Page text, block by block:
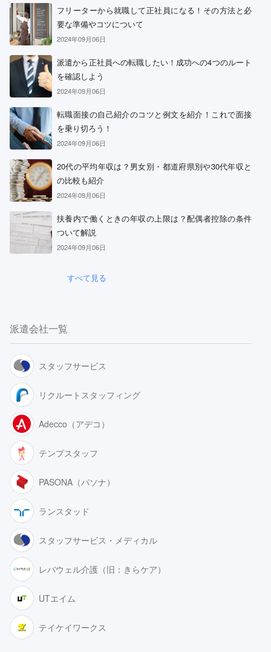
フリーターから就職して正社員になる！その方法と必
要な準備やコツについて
2024年09月06日
派遣から正社員への転職したい！成功への4つのルート
を確認しよう
2024年09月06日
転職面接の自己紹介のコツと例文を紹介！これで面接
を乗り切ろう！
2024年09月06日
20代の平均年収は？男女別・都道府県別や30代年収と
の比較も紹介
2024年09月06日
扶養内で働くときの年収の上限は？配偶者控除の条件
ついて解説
2024年09月06日
すべて見る
派遣会社一覧
スタッフサービス
リクルートスタッフィング
Adecco（アデコ）
テンプスタッフ
PASONA（パソナ）
ランスタッド
スタッフサービス・メディカル
レバウェル介護（旧：きらケア）
UTエイム
テイケイワークス